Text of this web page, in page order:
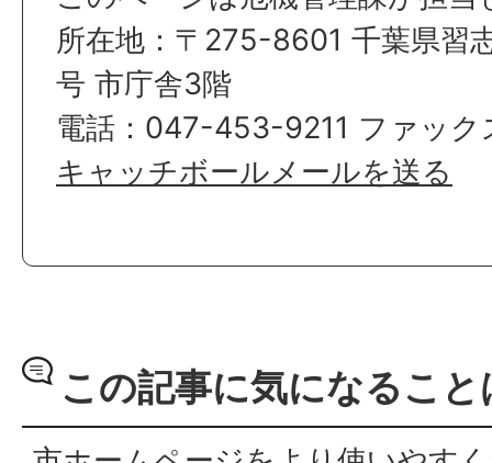
所在地：〒275-8601 千葉県習
号 市庁舎3階
電話：047-453-9211 ファッ
キャッチボールメールを送る
この記事に気になるこ